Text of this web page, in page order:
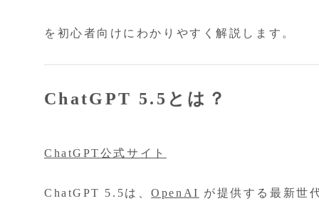
を初心者向けにわかりやすく解説します。
ChatGPT 5.5とは？
ChatGPT公式サイト
ChatGPT 5.5は、OpenAI が提供する最新世